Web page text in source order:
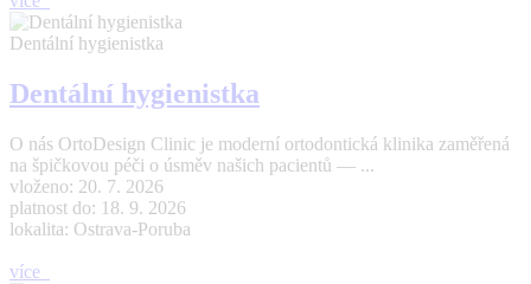
Dentální hygienistka
Dentální hygienistka
O nás OrtoDesign Clinic je moderní ortodontická klinika zaměřená
na špičkovou péči o úsměv našich pacientů — ...
vloženo: 20. 7. 2026
platnost do: 18. 9. 2026
lokalita: Ostrava-Poruba
více